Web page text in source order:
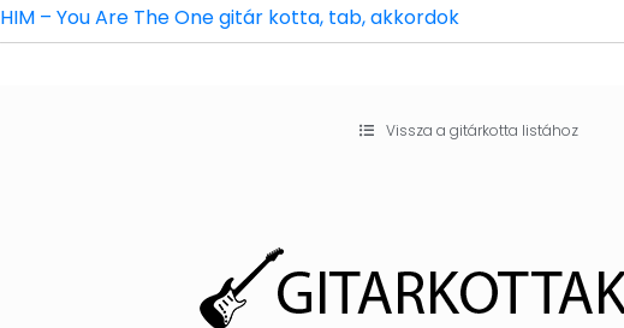
HIM – You Are The One gitár kotta, tab, akkordok
Vissza a gitárkotta listához